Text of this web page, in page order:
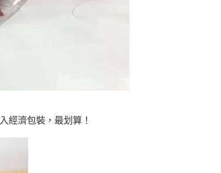
入經濟包裝，最划算！